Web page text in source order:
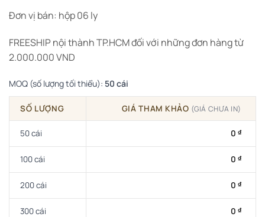
Đơn vị bán: hộp 06 ly
FREESHIP nội thành TP.HCM đối với những đơn hàng từ
2.000.000 VND
MOQ (số lượng tối thiểu): 50 cái
SỐ LƯỢNG GIÁ THAM KHẢO (GIÁ CHƯA IN)
50 cái 0 ₫
100 cái 0 ₫
200 cái 0 ₫
300 cái 0 ₫